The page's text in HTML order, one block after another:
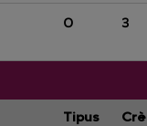
O 3
Tipus